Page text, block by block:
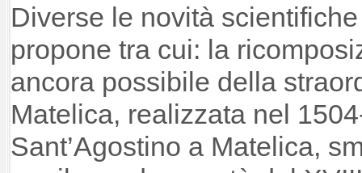
Diverse le novità
propone tra cui: la
ancora possibile della
Matelica, realizzata nel
Sant’Agostino a Matelica,